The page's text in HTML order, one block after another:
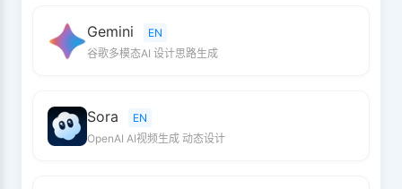
Gemini
EN
谷歌多模态AI 设计思路生成
Sora
EN
OpenAI AI视频生成 动态设计